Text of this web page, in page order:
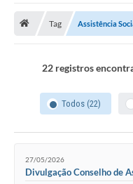
Tag Assistência
22 registros
Todos (22)
27/05/2026
Divulgação Conselho de